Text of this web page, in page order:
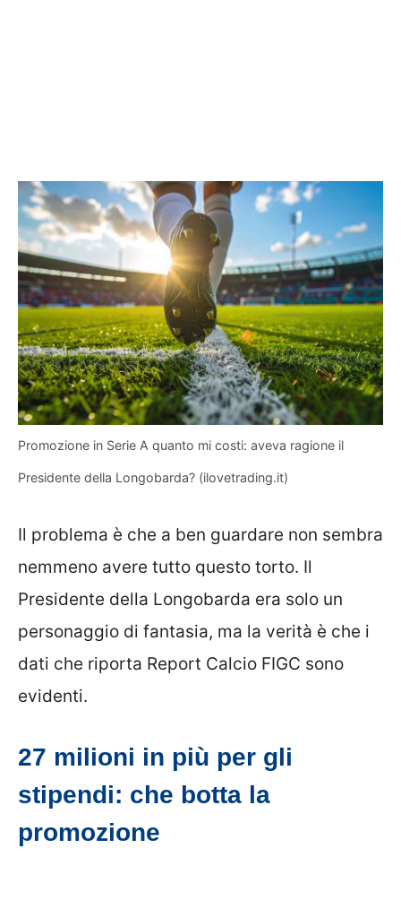
Promozione in Serie A quanto mi costi: aveva ragione il
Presidente della Longobarda? (ilovetrading.it)
Il problema è che a ben guardare non sembra
nemmeno avere tutto questo torto. Il
Presidente della Longobarda era solo un
personaggio di fantasia, ma la verità è che i
dati che riporta Report Calcio FIGC sono
evidenti.
27 milioni in più per gli
stipendi: che botta la
promozione